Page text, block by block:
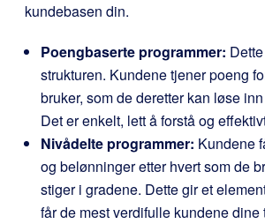
kundebasen din.
Poengbaserte programmer:
strukturen. Kundene tjener poeng
bruker, som de deretter kan løse
Det er enkelt, lett å forstå og
Nivådelte programmer: Kundene
og belønninger etter hvert som de
stiger i gradene. Dette gir et
får de mest verdifulle kundene dine